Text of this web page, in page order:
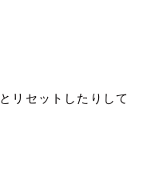
リセットしたりして